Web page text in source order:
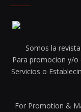
Somos la
Para promocion y/o
Servicios o
For Promotion &